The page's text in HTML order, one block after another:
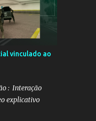
vinculado ao
: Interação
explicativo